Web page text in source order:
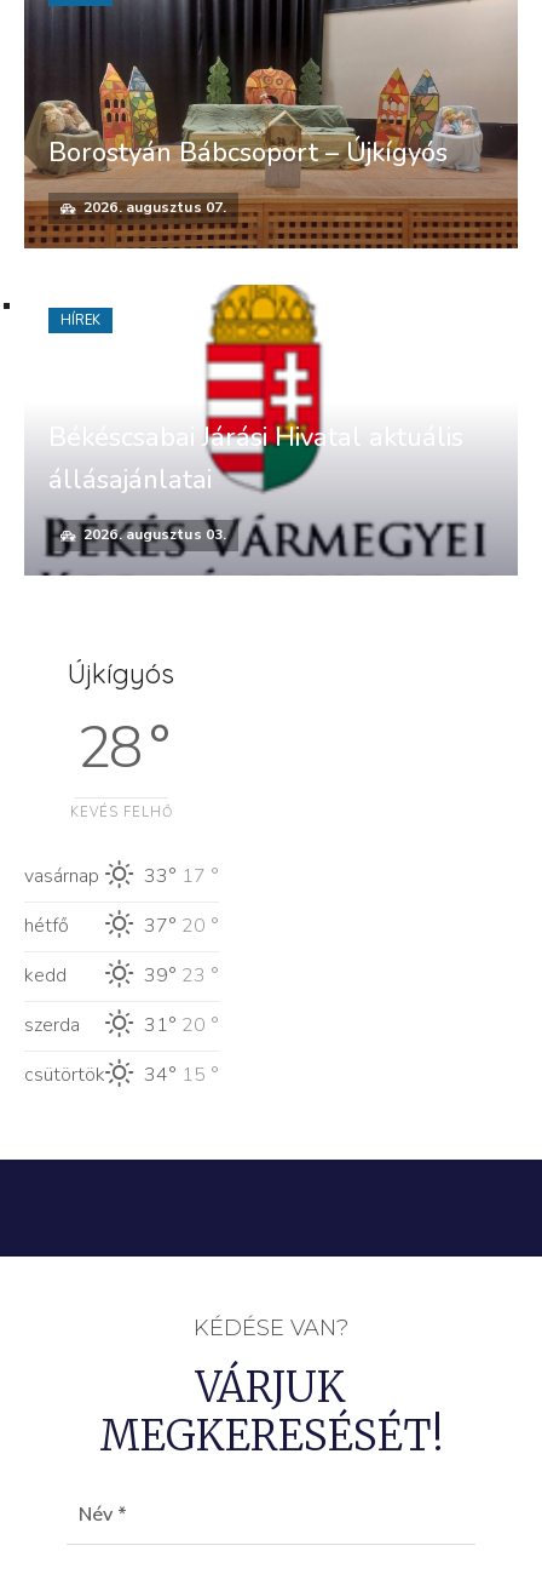
Borostyán Bábcsoport – Újkígyós
2026. augusztus 07.
Békéscsabai Járási Hivatal aktuális
állásajánlatai
2026. augusztus 03.
HÍREK
Újkígyós
28 °
KEVÉS FELHŐ
vasárnap 33° 17 °
hétfő
37° 20 °
kedd
39° 23 °
szerda
31° 20 °
csütörtök
34° 15 °
KÉDÉSE VAN?
VÁRJUK
MEGKERESÉSÉT!